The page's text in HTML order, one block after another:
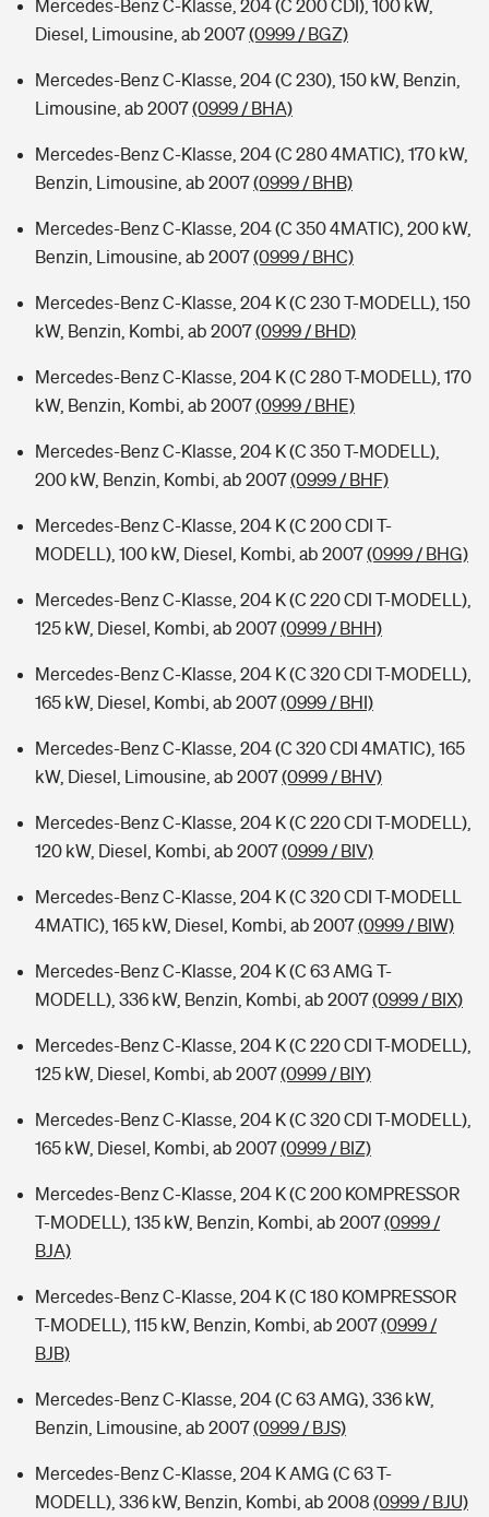
Mercedes-Benz C-Klasse, 204 (C 200 CDI), 100 kW,
Diesel, Limousine, ab 2007(0999 / BGZ)
Mercedes-Benz C-Klasse, 204 (C 230), 150 kW, Benzin,
Limousine, ab 2007(0999 / BHA)
Mercedes-Benz C-Klasse, 204 (C 280 4MATIC), 170 kW,
Benzin, Limousine, ab 2007(0999 / BHB)
Mercedes-Benz C-Klasse, 204 (C 350 4MATIC), 200 kW,
Benzin, Limousine, ab 2007(0999 / BHC)
Mercedes-Benz C-Klasse, 204 K (C 230 T-MODELL), 150
kW, Benzin, Kombi, ab 2007(0999 / BHD)
Mercedes-Benz C-Klasse, 204 K (C 280 T-MODELL), 170
kW, Benzin, Kombi, ab 2007(0999 / BHE)
Mercedes-Benz C-Klasse, 204 K (C 350 T-MODELL),
200 kW, Benzin, Kombi, ab 2007(0999 / BHF)
Mercedes-Benz C-Klasse, 204 K (C 200 CDI T-
MODELL), 100 kW, Diesel, Kombi, ab 2007(0999 / BHG)
Mercedes-Benz C-Klasse, 204 K (C 220 CDI T-MODELL),
125 kW, Diesel, Kombi, ab 2007(0999 / BHH)
Mercedes-Benz C-Klasse, 204 K (C 320 CDI T-MODELL),
165 kW, Diesel, Kombi, ab 2007(0999 / BHI)
Mercedes-Benz C-Klasse, 204 (C 320 CDI 4MATIC), 165
kW, Diesel, Limousine, ab 2007(0999 / BHV)
Mercedes-Benz C-Klasse, 204 K (C 220 CDI T-MODELL),
120 kW, Diesel, Kombi, ab 2007(0999 / BIV)
Mercedes-Benz C-Klasse, 204 K (C 320 CDI T-MODELL
4MATIC), 165 kW, Diesel, Kombi, ab 2007(0999 / BIW)
Mercedes-Benz C-Klasse, 204 K (C 63 AMG T-
MODELL), 336 kW, Benzin, Kombi, ab 2007(0999 / BIX)
Mercedes-Benz C-Klasse, 204 K (C 220 CDI T-MODELL),
125 kW, Diesel, Kombi, ab 2007(0999 / BIY)
Mercedes-Benz C-Klasse, 204 K (C 320 CDI T-MODELL),
165 kW, Diesel, Kombi, ab 2007(0999 / BIZ)
Mercedes-Benz C-Klasse, 204 K (C 200 KOMPRESSOR
T-MODELL), 135 kW, Benzin, Kombi, ab 2007(0999 /
BJA)
Mercedes-Benz C-Klasse, 204 K (C 180 KOMPRESSOR
T-MODELL), 115 kW, Benzin, Kombi, ab 2007(0999 /
BJB)
Mercedes-Benz C-Klasse, 204 (C 63 AMG), 336 kW,
Benzin, Limousine, ab 2007(0999 / BJS)
Mercedes-Benz C-Klasse, 204 K AMG (C 63 T-
MODELL), 336 kW, Benzin, Kombi, ab 2008 (0999 / BJU)